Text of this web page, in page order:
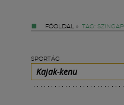
FŐOLDAL » TAG:
SPORTÁG
Kajak-kenu